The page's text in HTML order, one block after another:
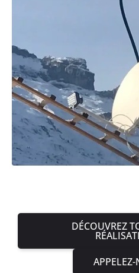
DÉCOUVREZ